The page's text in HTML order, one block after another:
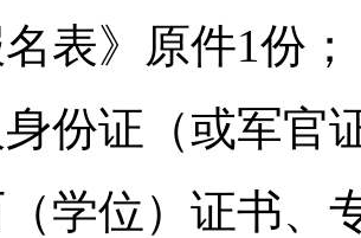
表》原件1份；
份证（或军官
学位）证书、